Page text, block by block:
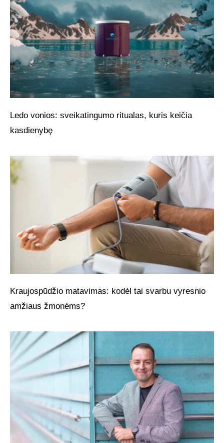
Ledo vonios: sveikatingumo ritualas, kuris keičia
kasdienybę
Kraujospūdžio matavimas: kodėl tai svarbu vyresnio
amžiaus žmonėms?